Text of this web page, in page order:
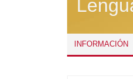
INFORMACIÓN